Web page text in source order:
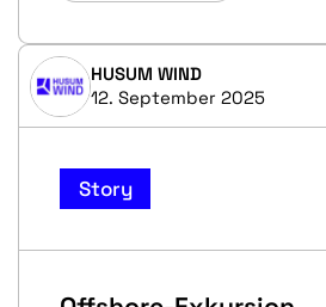
HUSUM WIND
12. September 2025
Story